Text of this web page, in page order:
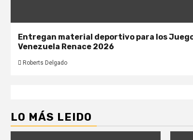
Entregan material deportivo para los
Venezuela Renace 2026
Roberts Delgado
LO MÁS LEIDO